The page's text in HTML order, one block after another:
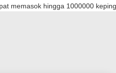
memasok hingga 1000000